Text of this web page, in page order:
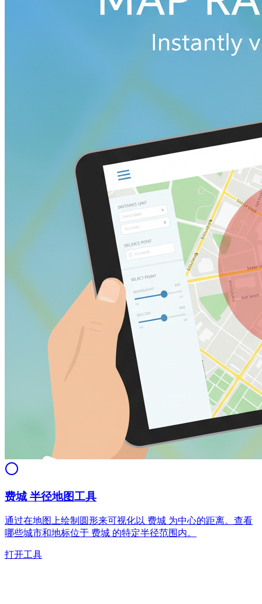
费城 半径地图工具
通过在地图上绘制圆形来可视化以 费城 为中心的距离。查看
哪些城市和地标位于 费城 的特定半径范围内。
打开工具